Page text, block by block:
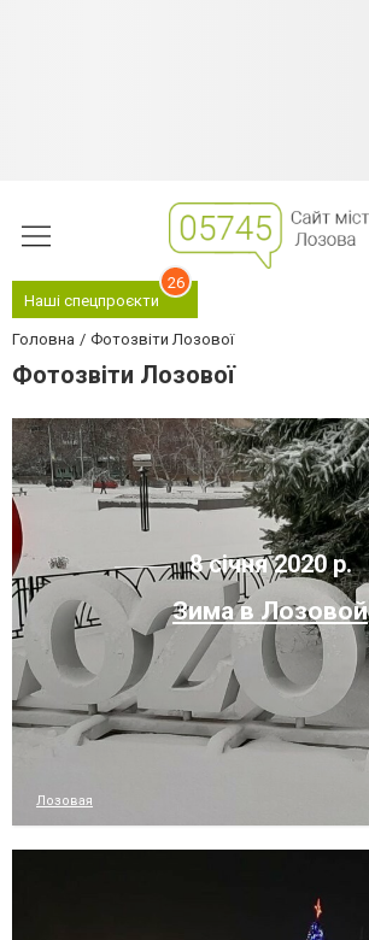
Наші спецпроєкти
26
Головна Фотозвіти Лозової
Фотозвіти Лозової
8 січня 2020 р.
Зима в Лозовой
Лозовая